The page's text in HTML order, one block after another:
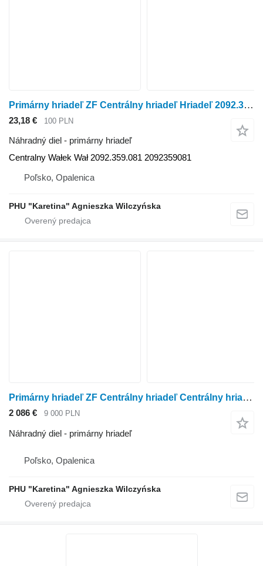
Primárny hriadeľ ZF Centrálny hriadeľ Hriadeľ 2092.359.081 2092359081 Centralny
23,18 € 100 PLN
Náhradný diel - primárny hriadeľ
Centralny Wałek Wał 2092.359.081 2092359081
Poľsko, Opalenica
PHU "Karetina" Agnieszka Wilczyńska
Primárny hriadeľ ZF Centrálny hriadeľ Centrálny hriadeľ 2092.302.055 2092302055
2 086 € 9 000 PLN
Náhradný diel - primárny hriadeľ
Poľsko, Opalenica
PHU "Karetina" Agnieszka Wilczyńska